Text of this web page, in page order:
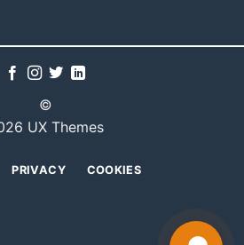
©
UX Themes
PRIVACY COOKIES